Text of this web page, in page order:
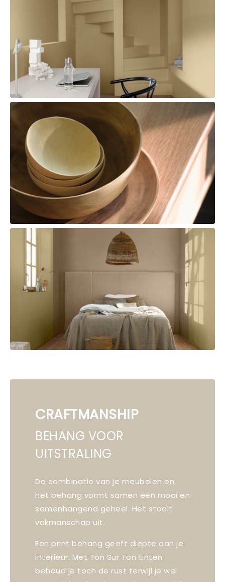
CRAFTMANSHIP
BEHANG VOOR
UITSTRALING
De combinatie van je meubelen en
het behang vormt samen één mooi en
samenhangend geheel. Het staalt
vakmanschap uit.
Een print behang geeft diepte aan je
interieur. Met Ton Sur Ton tinten
behoud je toch de rust terwijl je wel